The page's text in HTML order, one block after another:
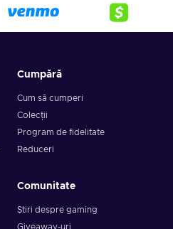
Cumpără
Cum să cumperi
Colecții
Program de fidelitate
Reduceri
Comunitate
Știri despre gaming
Giveaway-uri